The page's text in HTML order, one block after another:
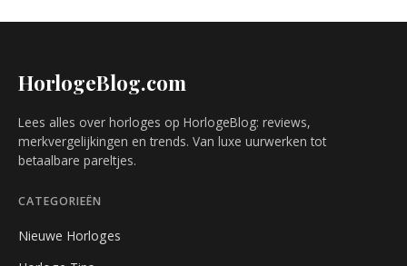
HorlogeBlog.com
Lees alles over horloges op HorlogeBlog: reviews,
merkvergelijkingen en trends. Van luxe uurwerken tot
betaalbare pareltjes.
CATEGORIEËN
Nieuwe Horloges